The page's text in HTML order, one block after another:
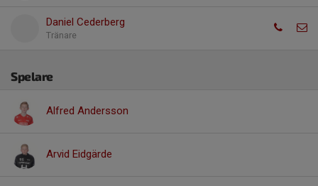
Daniel Cederberg
Tränare
Spelare
Alfred Andersson
Arvid Eidgärde